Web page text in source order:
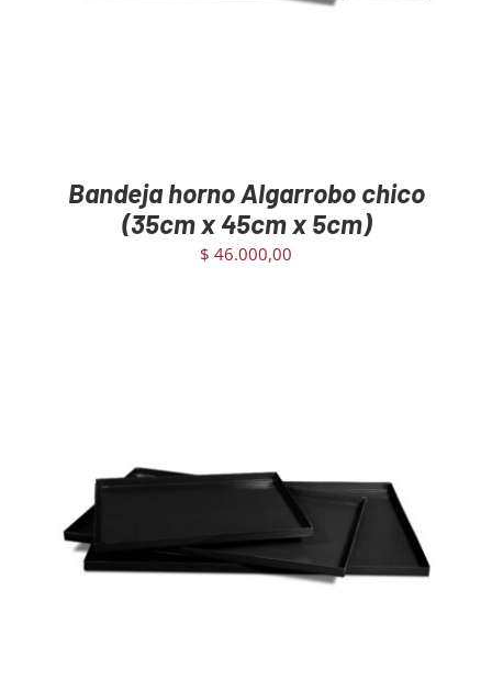
Bandeja horno Algarrobo chico
(35cm x 45cm x 5cm)
$ 46.000,00
/ DETAILS